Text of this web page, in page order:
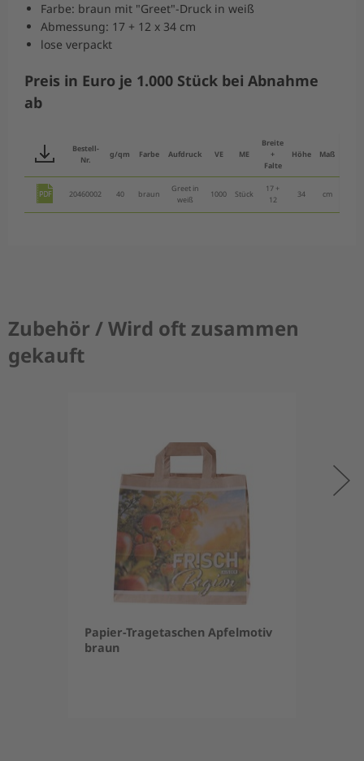
Farbe: braun mit "Greet"-Druck in weiß
Abmessung: 17 + 12 x 34 cm
lose verpackt
Preis in Euro je 1.000 Stück bei Abnahme
ab
Bestell-
Nr.
g/qm Farbe Aufdruck VE ME
Breite
+
Falte
Höhe Maß
20460002 40 braun
Greet in
weiß
1000 Stück
17 +
12
34 cm
Zubehör / Wird oft zusammen
gekauft
Papier-Tragetaschen Apfelmotiv
braun